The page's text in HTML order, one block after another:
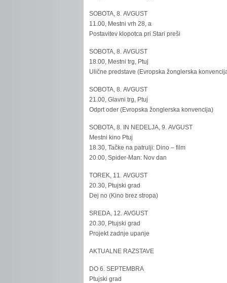
SOBOTA, 8. AVGUST
11.00, Mestni vrh 28, a
Postavitev klopotca pri Stari preši
SOBOTA, 8. AVGUST
18.00, Mestni trg, Ptuj
Ulične predstave (Evropska žonglerska
SOBOTA, 8. AVGUST
21.00, Glavni trg, Ptuj
Odprt oder (Evropska žonglerska konvencija)
SOBOTA, 8. IN NEDELJA, 9. AVGUST
Mestni kino Ptuj
18.30, Tačke na patrulji: Dino – film
20.00, Spider-Man: Nov dan
TOREK, 11. AVGUST
20.30, Ptujski grad
Dej no (Kino brez stropa)
SREDA, 12. AVGUST
20.30, Ptujski grad
Projekt zadnje upanje
AKTUALNE RAZSTAVE
DO 6. SEPTEMBRA
Ptujski grad